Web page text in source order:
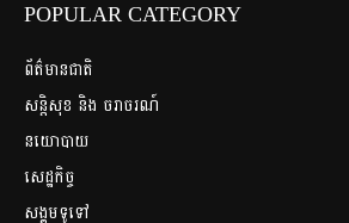
POPULAR CATEGORY
ព័ត៌មានជាតិ
សន្តិសុខ និង ចរាចរណ៍
នយោបាយ
សេដ្ឋកិច្ច
សង្គមទូទៅ